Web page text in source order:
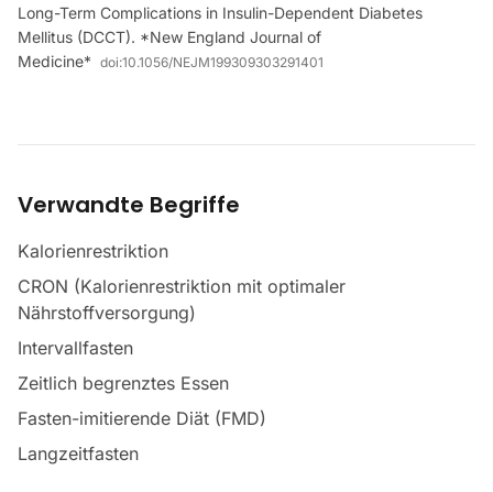
Long-Term Complications in Insulin-Dependent Diabetes
Mellitus (DCCT). *New England Journal of
Medicine* doi:10.1056/NEJM199309303291401
Verwandte Begriffe
Kalorienrestriktion
CRON (Kalorienrestriktion mit optimaler
Nährstoffversorgung)
Intervallfasten
Zeitlich begrenztes Essen
Fasten-imitierende Diät (FMD)
Langzeitfasten